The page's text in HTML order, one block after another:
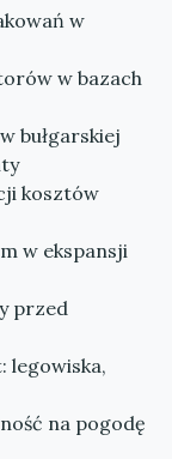
w
w bazach
bułgarskiej
kosztów
w ekspansji
przed
legowiska,
na pogodę